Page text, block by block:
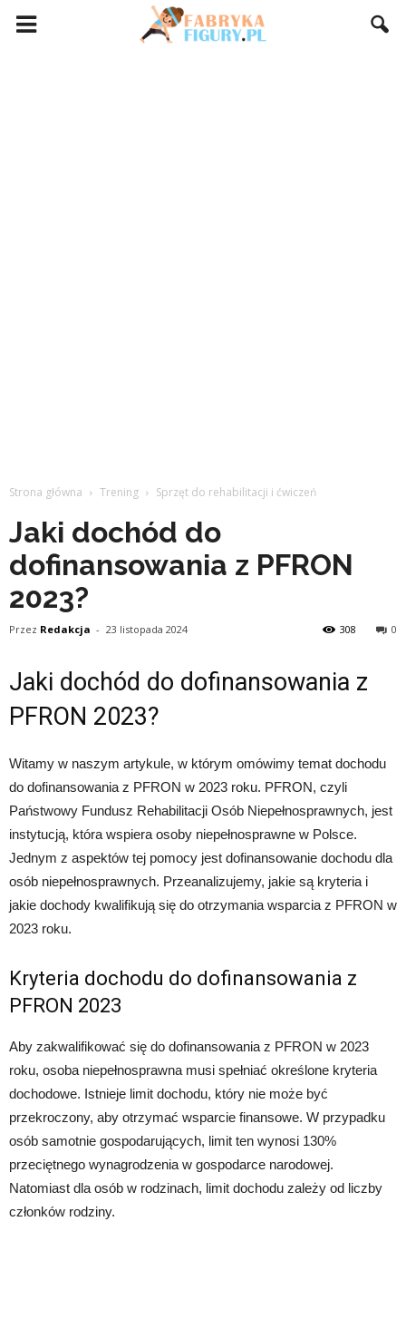
Strona główna Trening Sprzęt do rehabilitacji i ćwiczeń
Jaki dochód do
dofinansowania z PFRON
2023?
Przez Redakcja - 23 listopada 2024 0
308
Jaki dochód do dofinansowania z
PFRON 2023?
Witamy w naszym artykule, w którym omówimy temat dochodu
do dofinansowania z PFRON w 2023 roku. PFRON, czyli
Państwowy Fundusz Rehabilitacji Osób Niepełnosprawnych, jest
instytucją, która wspiera osoby niepełnosprawne w Polsce.
Jednym z aspektów tej pomocy jest dofinansowanie dochodu dla
osób niepełnosprawnych. Przeanalizujemy, jakie są kryteria i
jakie dochody kwalifikują się do otrzymania wsparcia z PFRON w
2023 roku.
Kryteria dochodu do dofinansowania z
PFRON 2023
Aby zakwalifikować się do dofinansowania z PFRON w 2023
roku, osoba niepełnosprawna musi spełniać określone kryteria
dochodowe. Istnieje limit dochodu, który nie może być
przekroczony, aby otrzymać wsparcie finansowe. W przypadku
osób samotnie gospodarujących, limit ten wynosi 130%
przeciętnego wynagrodzenia w gospodarce narodowej.
Natomiast dla osób w rodzinach, limit dochodu zależy od liczby
członków rodziny.